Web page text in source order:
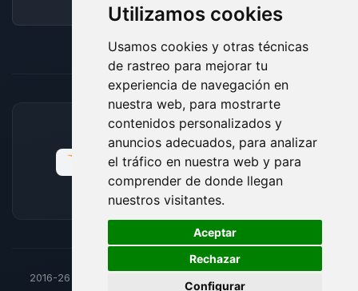
Utilizamos cookies
Usamos cookies y otras técnicas
de rastreo para mejorar tu
experiencia de navegación en
nuestra web, para mostrarte
contenidos personalizados y
anuncios adecuados, para analizar
el tráfico en nuestra web y para
comprender de donde llegan
nuestros visitantes.
Aceptar
Rechazar
Configurar
Foro
MÉTODOS DE PAGO ACEPTADOS
2016-26
🍪